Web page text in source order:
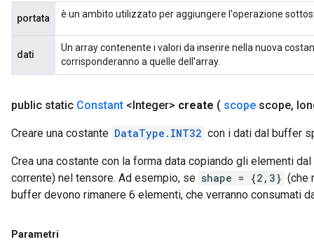
portata è un ambito utilizzato per aggiungere l'operazione
dati
Un array contenente i valori da inserire nella nuova
corrisponderanno a quelle dell'array.
public static Constant <Integer> create ( scope scope,
Creare una costante DataType.INT32 con i dati dal buffer
Crea una costante con la forma data copiando gli elementi
corrente) nel tensore. Ad esempio, se shape = {2,3} (che
buffer devono rimanere 6 elementi, che verranno consumati
Parametri